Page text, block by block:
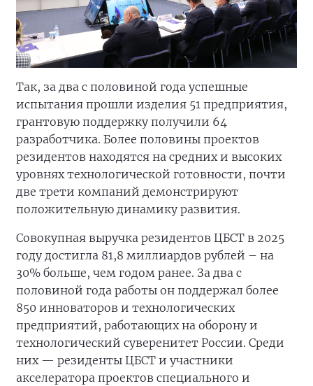
Так, за два с половиной года успешные
испытания прошли изделия 51 предприятия,
грантовую поддержку получили 64
разработчика. Более половины проектов
резидентов находятся на средних и высоких
уровнях технологической готовности, почти
две трети компаний демонстрируют
положительную динамику развития.
Совокупная выручка резидентов ЦБСТ в 2025
году достигла 81,8 миллиардов рублей – на
30% больше, чем годом ранее. За два с
половиной года работы он поддержал более
850 инноваторов и технологических
предприятий, работающих на оборону и
технологический суверенитет России. Среди
них — резиденты ЦБСТ и участники
акселератора проектов специального и